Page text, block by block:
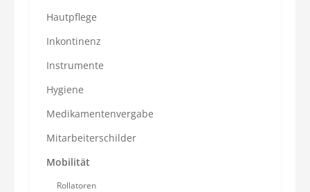
Hautpflege
Inkontinenz
Instrumente
Hygiene
Medikamentenvergabe
Mitarbeiterschilder
Mobilität
Rollatoren